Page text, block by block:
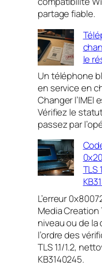
partage fiable.
le
Un téléphone
en service en
Changer l’IMEI
Vérifiez le
passez par
TLS
L’erreur
Media Creation
niveau ou de la
l’ordre des
TLS 1.1/1.2,
KB3140245.